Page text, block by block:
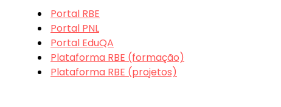
Portal RBE
Portal PNL
Portal EduQA
Plataforma RBE (formação)
Plataforma RBE (projetos)